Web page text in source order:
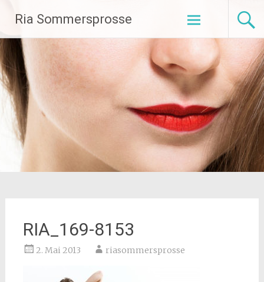
Inhalt
springen
Ria Sommersprosse
RIA_169-8153
2. Mai 2013 riasommersprosse